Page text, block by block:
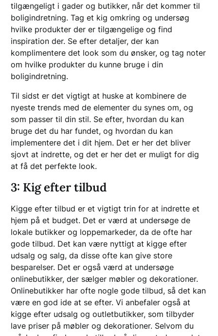
tilgængeligt i gader og butikker, når det kommer til
boligindretning. Tag et kig omkring og undersøg
hvilke produkter der er tilgængelige og find
inspiration der. Se efter detaljer, der kan
komplimentere det look som du ønsker, og tag noter
om hvilke produkter du kunne bruge i din
boligindretning.
Til sidst er det vigtigt at huske at kombinere de
nyeste trends med de elementer du synes om, og
som passer til din stil. Se efter, hvordan du kan
bruge det du har fundet, og hvordan du kan
implementere det i dit hjem. Det er her det bliver
sjovt at indrette, og det er her det er muligt for dig
at få det perfekte look.
3: Kig efter tilbud
Kigge efter tilbud er et vigtigt trin for at indrette et
hjem på et budget. Det er værd at undersøge de
lokale butikker og loppemarkeder, da de ofte har
gode tilbud. Det kan være nyttigt at kigge efter
udsalg og salg, da disse ofte kan give store
besparelser. Det er også værd at undersøge
onlinebutikker, der sælger møbler og dekorationer.
Onlinebutikker har ofte nogle gode tilbud, så det kan
være en god ide at se efter. Vi anbefaler også at
kigge efter udsalg og outletbutikker, som tilbyder
lave priser på møbler og dekorationer. Selvom du